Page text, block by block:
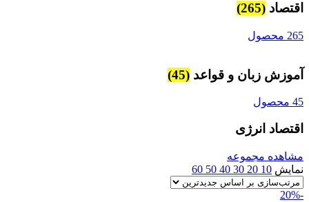
اقتصاد (265)
265 محصول
آموزش زبان و قواعد (45)
45 محصول
اقتصاد انرژی
مشاهده مجموعه
نمایش 10
20
30
40
50
60
-20%